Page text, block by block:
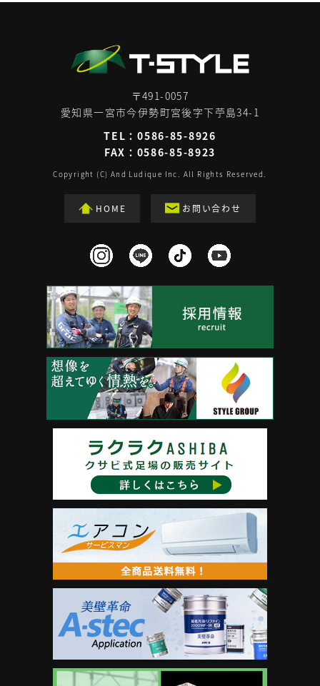
〒491-0057
愛知県一宮市今伊勢町宮後字下苧島34-1
TEL：0586-85-8926
FAX：0586-85-8923
Copyright (C) And Ludique Inc. All Rights Reserved.
HOME お問い合わせ